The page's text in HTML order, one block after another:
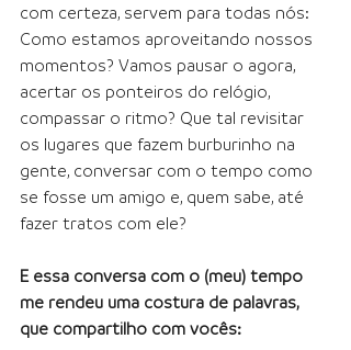
com certeza, servem para todas nós:
Como estamos aproveitando nossos
momentos? Vamos pausar o agora,
acertar os ponteiros do relógio,
compassar o ritmo? Que tal revisitar
os lugares que fazem burburinho na
gente, conversar com o tempo como
se fosse um amigo e, quem sabe, até
fazer tratos com ele?
E essa conversa com o (meu) tempo
me rendeu uma costura de palavras,
que compartilho com vocês: